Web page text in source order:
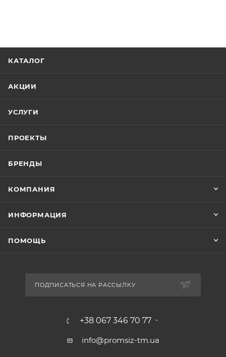
КАТАЛОГ
АКЦИИ
УСЛУГИ
ПРОЕКТЫ
БРЕНДЫ
КОМПАНИЯ
ИНФОРМАЦИЯ
ПОМОЩЬ
ПОДПИСАТЬСЯ НА РАССЫЛКУ
+38 067 346 70 77
info@promsiz-tm.ua